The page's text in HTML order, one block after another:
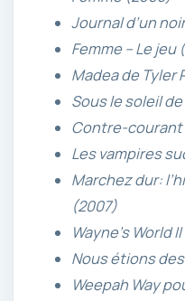
Journal d’un
Femme – Le jeu
Madea de Tyler
Sous le soleil
Contre-courant
Les vampires
Marchez dur:
(2007)
Wayne’s World
Nous étions
Weepah Way